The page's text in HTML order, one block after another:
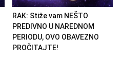
RAK: Stiže vam NEŠTO
PREDIVNO U NAREDNOM
PERIODU, OVO OBAVEZNO
PROČITAJTE!